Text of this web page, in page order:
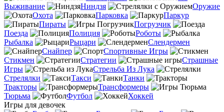
Выживание
Ниндзя
Оружие
Охота
Парковка
Паркур
Пираты
Погрузчик
Поезда
Полиция
Роботы
Рыбалка
Рыцари
Слендермен
Снайпер
Спортивные Игры
Стикмен
Стратегии
Страшные
Игры
Стрельба Из Лука
Стрелялки
Такси
Танки
Тракторы
Трансформеры
Тюрьма
Футбол
Хоккей
Игры для девочек